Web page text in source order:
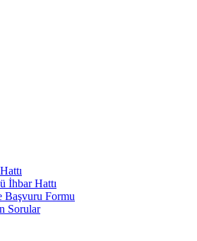
İhbar Hattı
Başvuru Formu
Sorular